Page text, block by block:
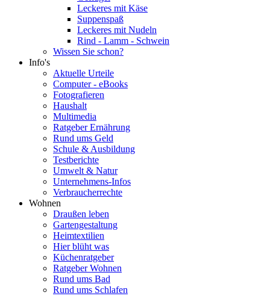
Leckeres mit Käse
Suppenspaß
Leckeres mit Nudeln
Rind - Lamm - Schwein
Wissen Sie schon?
Info's
Aktuelle Urteile
Computer - eBooks
Fotografieren
Haushalt
Multimedia
Ratgeber Ernährung
Rund ums Geld
Schule & Ausbildung
Testberichte
Umwelt & Natur
Unternehmens-Infos
Verbraucherrechte
Wohnen
Draußen leben
Gartengestaltung
Heimtextilien
Hier blüht was
Küchenratgeber
Ratgeber Wohnen
Rund ums Bad
Rund ums Schlafen